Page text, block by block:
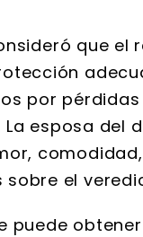
que el
por
esposa del
el